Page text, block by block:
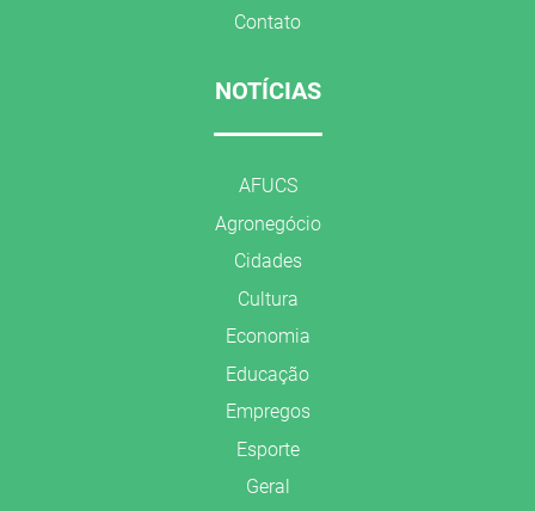
Contato
NOTÍCIAS
AFUCS
Agronegócio
Cidades
Cultura
Economia
Educação
Empregos
Esporte
Geral